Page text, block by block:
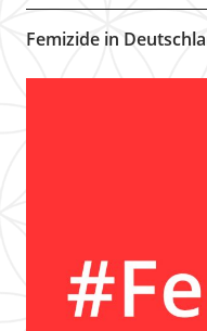
Femizide in